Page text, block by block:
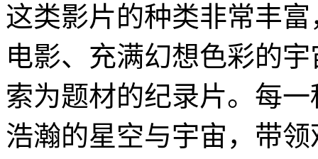
这类影片的种类非常丰
电影、充满幻想色彩的
索为题材的纪录片。每
浩瀚的星空与宇宙，带